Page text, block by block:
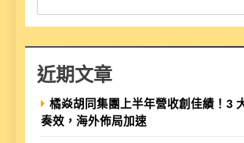
近期文章
橘焱胡同集團上半年營收創佳績！3
奏效，海外佈局加速